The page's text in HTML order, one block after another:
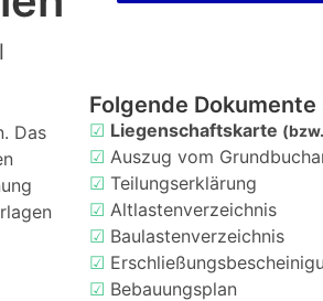
Das
Folgende
☑ Liegenschaftskarte
☑ Auszug vom
☑ Teilungserklärung
☑ Altlastenverzeichnis
☑ Baulastenverzeichnis
☑
☑ Bebauungsplan